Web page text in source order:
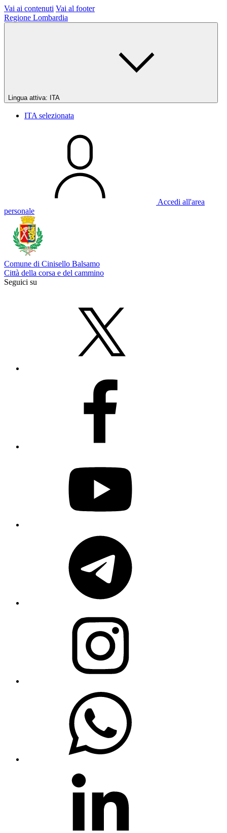
Vai ai contenuti Vai al footer
Regione Lombardia
Lingua attiva: ITA
ITA selezionata
Accedi all'area
personale
Comune di Cinisello Balsamo
Città della corsa e del cammino
Seguici su